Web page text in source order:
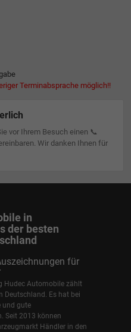
Terminabsprache möglich!!
vor Ihrem Besuch einen 📞
Wir danken Ihnen für
in
der besten
für
Hudec Automobile zählt
Deutschland. Es hat bei
und gute
Seit 2013 können
Händler in den